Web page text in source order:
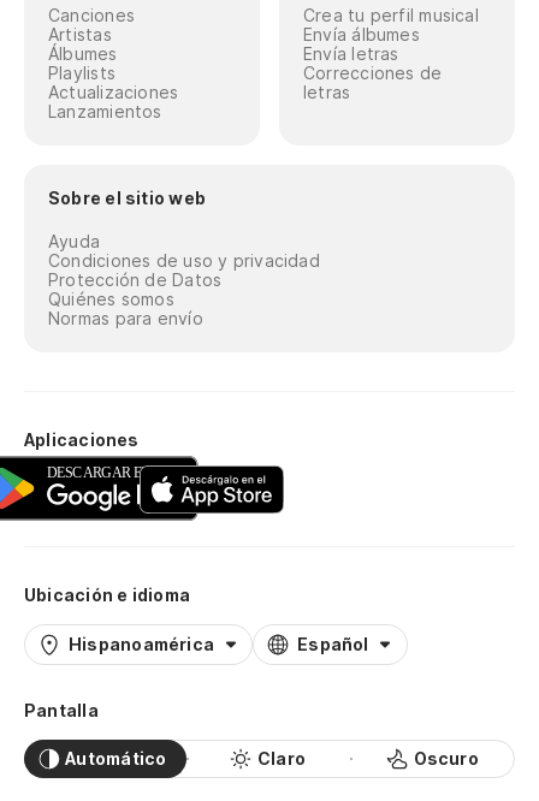
Canciones
Artistas
Álbumes
Playlists
Actualizaciones
Lanzamientos
Crea tu perfil musical
Envía álbumes
Envía letras
Correcciones de
letras
Sobre el sitio web
Ayuda
Condiciones de uso y privacidad
Protección de Datos
Quiénes somos
Normas para envío
Aplicaciones
Ubicación e idioma
Hispanoamérica Español
Pantalla
Automático Claro Oscuro